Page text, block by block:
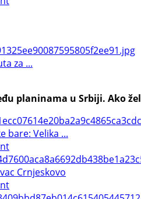
za ...
planinama u Srbiji. Ako
bare: Velika ...
Crnjeskovo